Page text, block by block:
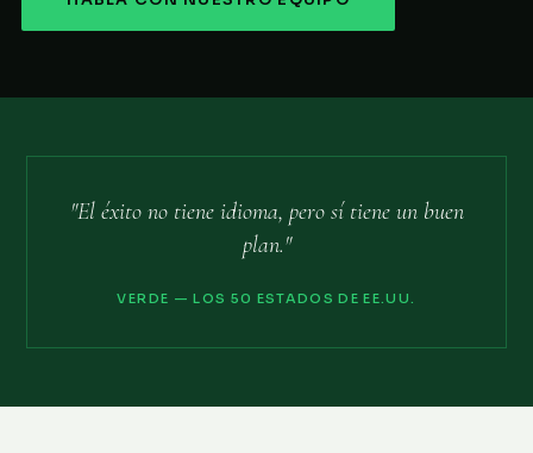
"El éxito no tiene idioma, pero sí tiene un buen
plan."
VERDE — LOS 50 ESTADOS DE EE.UU.